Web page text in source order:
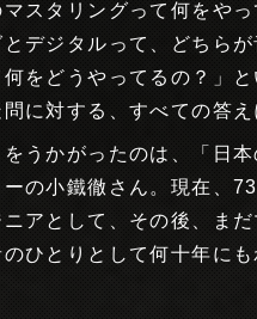
マスタリングって何をや
デジタルって、どちら
をどうやってるの？」
に対する、すべての答え
うかがったのは、「日
の小鐵徹さん。現在、
アとして、その後、ま
ひとりとして何十年に